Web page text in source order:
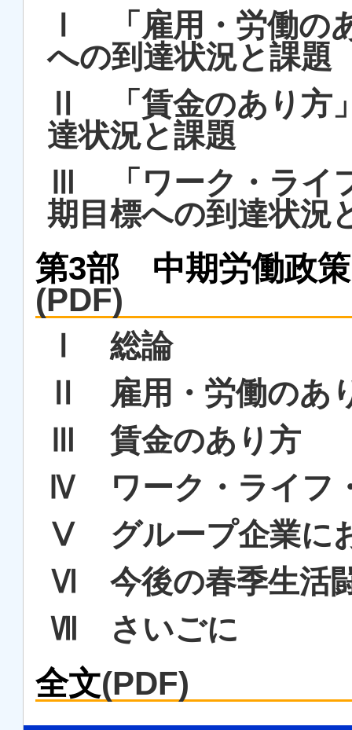
Ⅰ 「雇用・労働の
への到達状況と課題
Ⅱ 「賃金のあり方
達状況と課題
Ⅲ 「ワーク・ライ
期目標への到達状況
第3部 中期労働政策
(PDF)
Ⅰ 総論
Ⅱ 雇用・労働のあ
Ⅲ 賃金のあり方
Ⅳ ワーク・ライフ
Ⅴ グループ企業に
Ⅵ 今後の春季生活
Ⅶ さいごに
全文(PDF)